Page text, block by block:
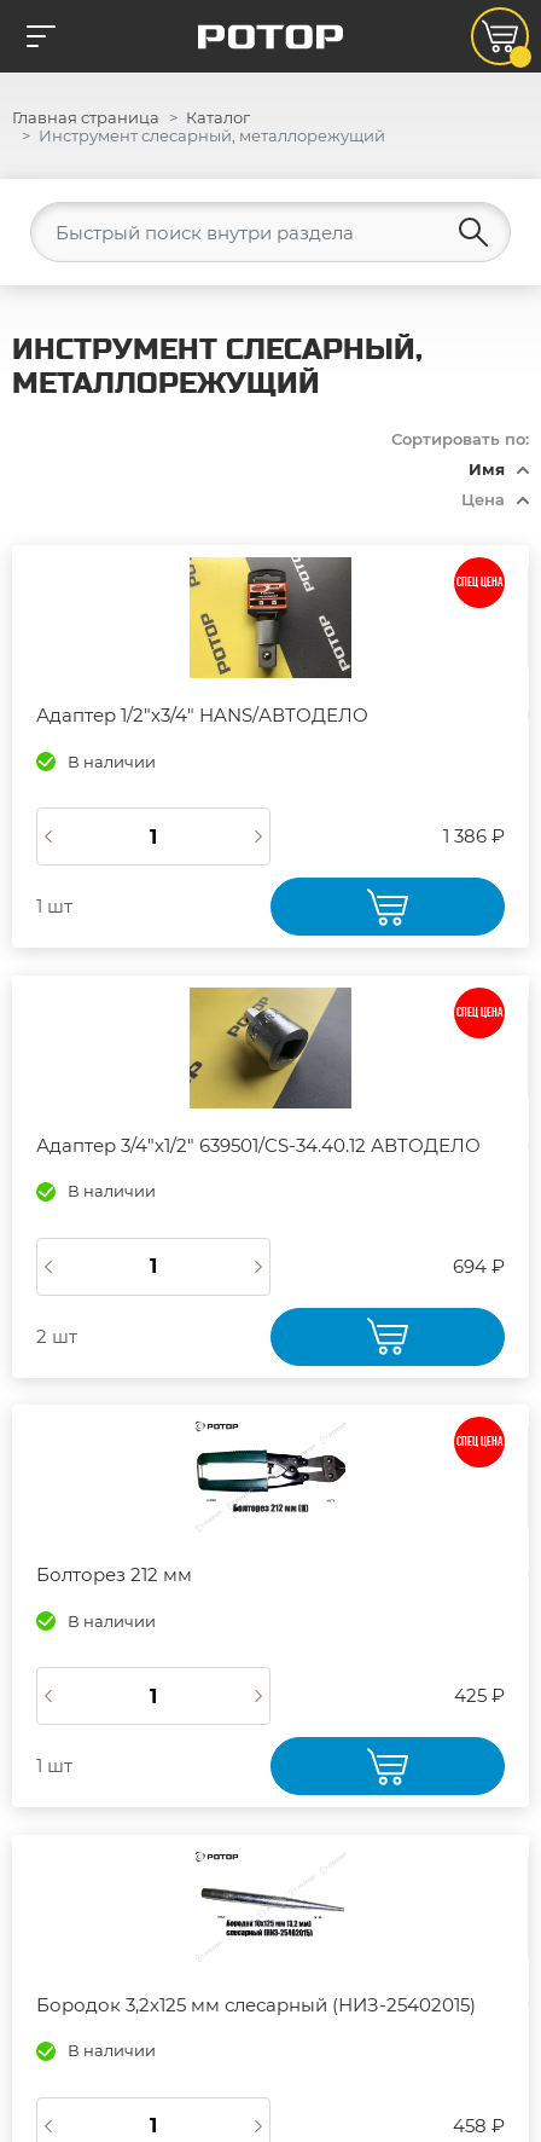
Главная страница
Каталог
Инструмент слесарный, металлорежущий
ИНСТРУМЕНТ СЛЕСАРНЫЙ,
МЕТАЛЛОРЕЖУЩИЙ
Сортировать по:
Имя
Цена
СПЕЦ ЦЕНА
Адаптер 1/2"х3/4" HANS/АВТОДЕЛО
В наличии
1 386 ₽
1 шт
СПЕЦ ЦЕНА
Адаптер 3/4"х1/2" 639501/CS-34.40.12 АВТОДЕЛО
В наличии
694 ₽
2 шт
СПЕЦ ЦЕНА
Болторез 212 мм
В наличии
425 ₽
1 шт
Бородок 3,2х125 мм слесарный (НИЗ-25402015)
В наличии
458 ₽